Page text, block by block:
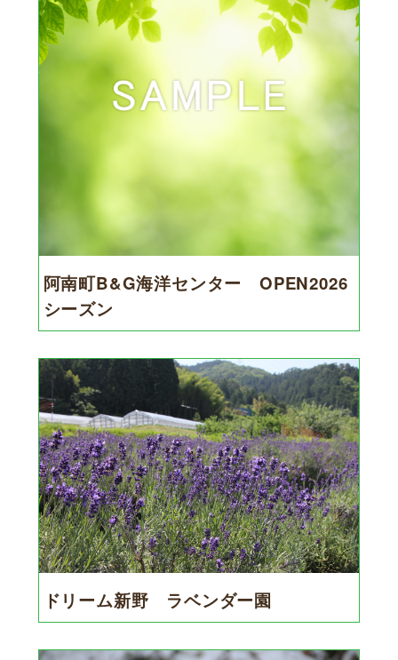
阿南町B&G海洋センター OPEN2026
シーズン
ドリーム新野 ラベンダー園